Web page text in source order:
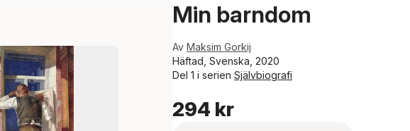
Min barndom
Av Maksim Gorkij
Häftad, Svenska, 2020
Del 1 i serien Självbiografi
294 kr